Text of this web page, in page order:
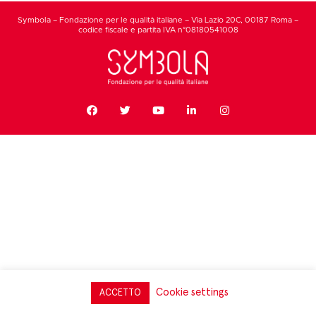
Symbola – Fondazione per le qualità italiane – Via Lazio 20C, 00187 Roma –
codice fiscale e partita IVA n°08180541008
ACCETTO Cookie settings